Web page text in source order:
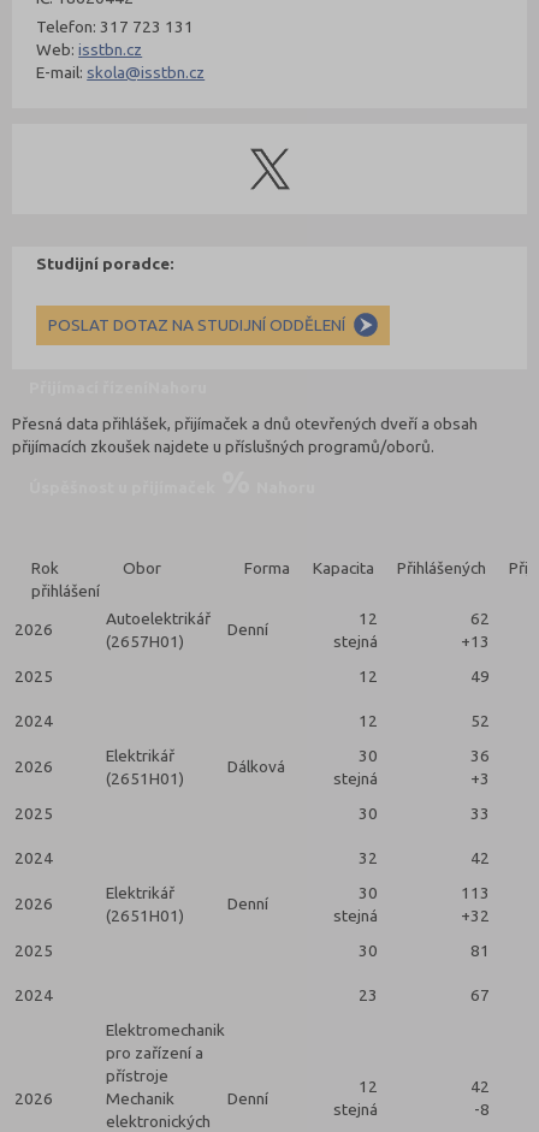
Telefon: 317 723 131
Web:isstbn.cz
E-mail: skola@isstbn.cz
Studijní poradce:
POSLAT DOTAZ NA STUDIJNÍ ODDĚLENÍ
Přesná data přihlášek, přijímaček a dnů otevřených dveří a obsah
přijímacích zkoušek najdete u příslušných programů/oborů.
Rok
přihlášení
Obor Forma Kapacita Přihlášených
2026
Autoelektrikář
(2657H01)
Denní
12
stejná
62
+13
2025
12 49
2024 12 52
2026
Elektrikář
(2651H01)
Dálková
30
stejná
36
+3
2025
30 33
2024 32 42
2026
Elektrikář
(2651H01)
Denní
30
stejná
113
+32
2025
30 81
2024 23 67
2026
Elektromechanik
pro zařízení a
přístroje
Mechanik
elektronických
Denní
12
stejná
42
-8